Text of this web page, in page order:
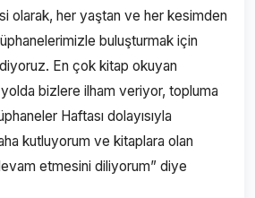
olarak, her yaştan ve her kesimden
buluşturmak için
En çok kitap okuyan
yolda bizlere ilham veriyor, topluma
Haftası dolayısıyla
kutluyorum ve kitaplara olan
etmesini diliyorum” diye